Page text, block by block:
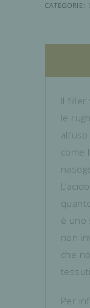
CATEGORIE:
Il filler
le
come
è uno
non
che
Per